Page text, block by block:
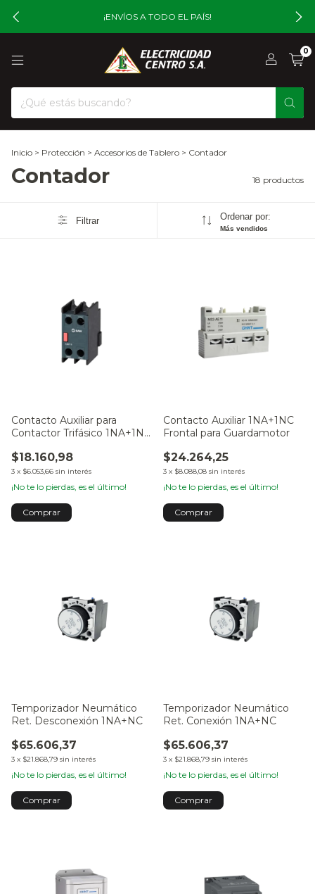
¡ENVÍOS A TODO EL PAÍS!
0
Inicio > Protección > Accesorios de Tablero > Contador
Contador 18 productos
Filtrar Ordenar por:
Más vendidos
Contacto Auxiliar para
Contactor Trifásico 1NA+1NC
$18.160,98
3 x $6.053,66 sin interés
¡No te lo pierdas, es el último!
Contacto Auxiliar 1NA+1NC
Frontal para Guardamotor
$24.264,25
3 x $8.088,08 sin interés
¡No te lo pierdas, es el último!
Temporizador Neumático
Ret. Desconexión 1NA+NC
$65.606,37
3 x $21.868,79 sin interés
¡No te lo pierdas, es el último!
Temporizador Neumático
Ret. Conexión 1NA+NC
$65.606,37
3 x $21.868,79 sin interés
¡No te lo pierdas, es el último!